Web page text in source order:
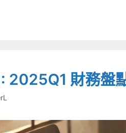
2025Q1 財務盤